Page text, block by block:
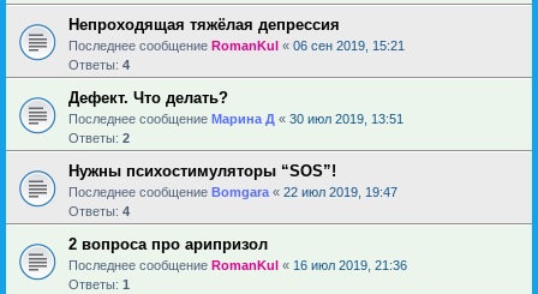
Непроходящая тяжёлая депрессия
Последнее сообщение RomanKul « 06 сен 2019, 15:21
Ответы: 4
Дефект. Что делать?
Последнее сообщение Марина Д « 30 июл 2019, 13:51
Ответы: 2
Нужны психостимуляторы “SOS”!
Последнее сообщение Bomgara « 22 июл 2019, 19:47
Ответы: 4
2 вопроса про арипризол
Последнее сообщение RomanKul « 16 июл 2019, 21:36
Ответы: 1